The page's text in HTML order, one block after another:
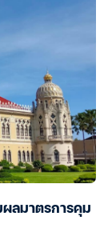
ลมาตรการคุม